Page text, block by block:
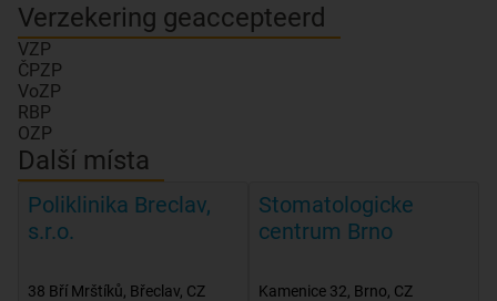
Verzekering geaccepteerd
VZP
ČPZP
VoZP
RBP
OZP
Další místa
Poliklinika Breclav,
s.r.o.
38 Bří Mrštíků, Břeclav, CZ
Stomatologicke
centrum Brno
Kamenice 32, Brno, CZ